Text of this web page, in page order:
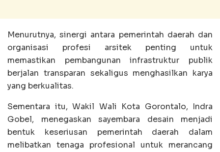
Menurutnya, sinergi antara pemerintah daerah dan
organisasi profesi arsitek penting untuk
memastikan pembangunan infrastruktur publik
berjalan transparan sekaligus menghasilkan karya
yang berkualitas.
Sementara itu, Wakil Wali Kota Gorontalo, Indra
Gobel, menegaskan sayembara desain menjadi
bentuk keseriusan pemerintah daerah dalam
melibatkan tenaga profesional untuk merancang